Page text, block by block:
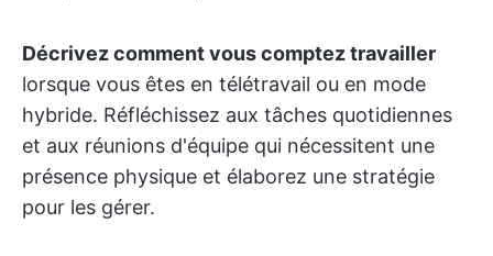
Décrivez comment vous comptez travailler
lorsque vous êtes en télétravail ou en mode
hybride. Réfléchissez aux tâches quotidiennes
et aux réunions d'équipe qui nécessitent une
présence physique et élaborez une stratégie
pour les gérer.